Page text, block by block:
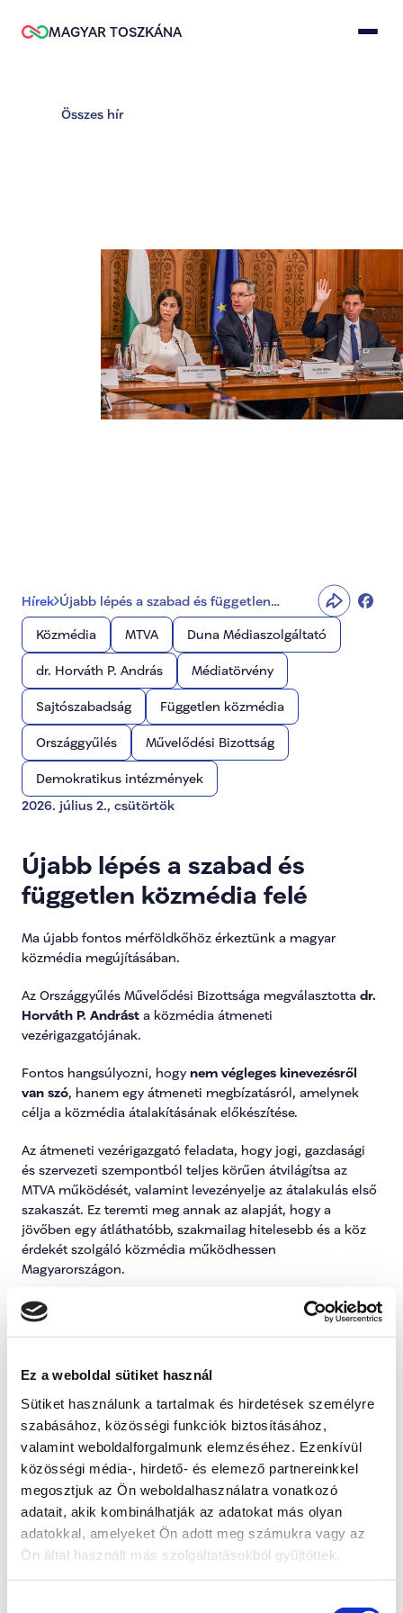
Ez a weboldal sütiket használ
Sütiket használunk a tartalmak és hirdetések személyre
szabásához, közösségi funkciók biztosításához,
valamint weboldalforgalmunk elemzéséhez. Ezenkívül
közösségi média-, hirdető- és elemező partnereinkkel
megosztjuk az Ön weboldalhasználatra vonatkozó
adatait, akik kombinálhatják az adatokat más olyan
adatokkal, amelyeket Ön adott meg számukra vagy az
Ön által használt más szolgáltatásokból gyűjtöttek.
Bezárás
MAGYAR TOSZKÁNA
Összes hír
Hírek Újabb lépés a szabad és független
közmédia felé
Közmédia
MTVA Duna Médiaszolgáltató
dr. Horváth P. András Médiatörvény
Sajtószabadság Független közmédia
Országgyűlés Művelődési Bizottság
Demokratikus intézmények
2026. július 2., csütörtök
Újabb lépés a szabad és
független közmédia felé
Ma újabb fontos mérföldkőhöz érkeztünk a magyar
közmédia megújításában.
Az Országgyűlés Művelődési Bizottsága megválasztotta dr.
Horváth P. Andrást a közmédia átmeneti
vezérigazgatójának.
Fontos hangsúlyozni, hogy nem végleges kinevezésről
van szó, hanem egy átmeneti megbízatásról, amelynek
célja a közmédia átalakításának előkészítése.
Az átmeneti vezérigazgató feladata, hogy jogi, gazdasági
és szervezeti szempontból teljes körűen átvilágítsa az
MTVA működését, valamint levezényelje az átalakulás első
szakaszát. Ez teremti meg annak az alapját, hogy a
jövőben egy átláthatóbb, szakmailag hitelesebb és a köz
érdekét szolgáló közmédia működhessen
Magyarországon.
A végleges vezetők kiválasztása ezt követően
nyílt
pályázati eljárásban
, társadalmi párbeszédet és szakmai
Ez alapvető szemléletváltást jelent a korábbi gyakorlathoz
képest. Nem az a cél, hogy egy politikai oldal embereit egy
másik politikai oldal jelöltjei váltsák fel, hanem hogy olyan
intézményi garanciák jöjjenek létre, amelyek hosszú távon
biztosítják a közmédia függetlenségét és kiegyensúlyozott
működését.
Ennek részeként az Országgyűlés korábban elfogadta az új
médiatörvényt is, amely a közmédia felügyeletét olyan
rendszerre építi, ahol kormánypárti, ellenzéki és
független szakmai szereplők egyaránt részt vesznek a